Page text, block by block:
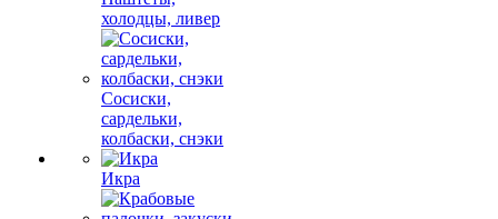
холодцы, ливер
Сосиски,
сардельки,
колбаски, снэки
Икра